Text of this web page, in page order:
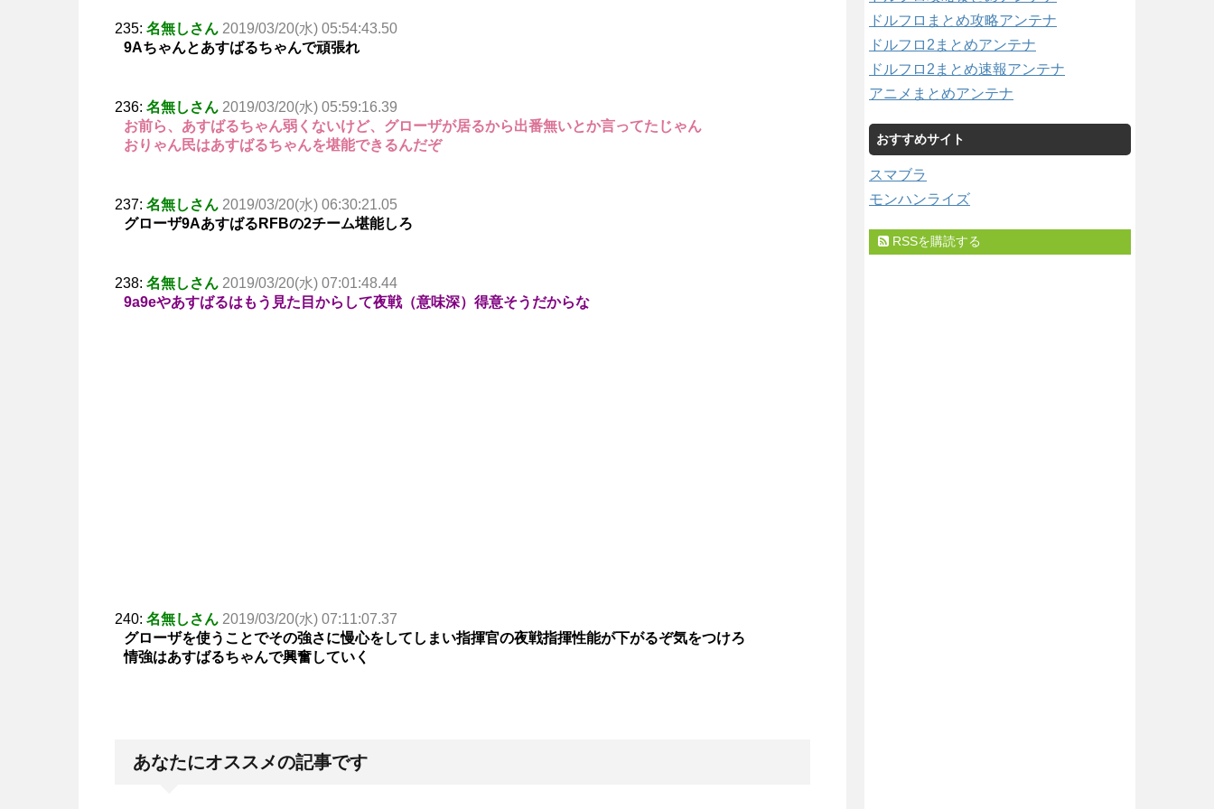
235: 名無しさん 2019/03/20(水) 05:54:43.50
9Aちゃんとあすばるちゃんで頑張れ
236: 名無しさん 2019/03/20(水) 05:59:16.39
お前ら、あすばるちゃん弱くないけど、グローザが居るから出番無いとか言ってたじゃん
おりゃん民はあすばるちゃんを堪能できるんだぞ
237: 名無しさん 2019/03/20(水) 06:30:21.05
グローザ9AあすばるRFBの2チーム堪能しろ
238: 名無しさん 2019/03/20(水) 07:01:48.44
9a9eやあすばるはもう見た目からして夜戦（意味深）得意そうだからな
240: 名無しさん 2019/03/20(水) 07:11:07.37
グローザを使うことでその強さに慢心をしてしまい指揮官の夜戦指揮性能が下がるぞ気をつけろ
情強はあすばるちゃんで興奮していく
あなたにオススメの記事です
ドルフロまとめ攻略アンテナ
ドルフロ2まとめアンテナ
ドルフロ2まとめ速報アンテナ
アニメまとめアンテナ
おすすめサイト
スマブラ
モンハンライズ
RSSを購読する